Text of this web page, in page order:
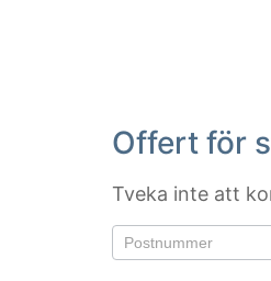
Offert för
Tveka inte att
Offert
Om du är
mänsklig,